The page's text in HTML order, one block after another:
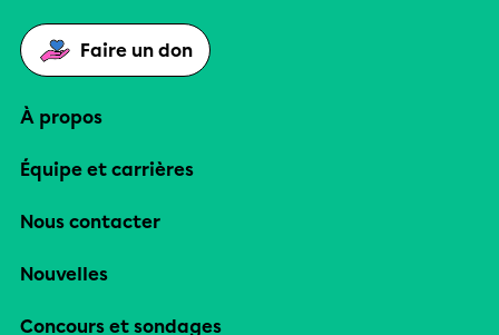
Faire un don
À propos
Équipe et carrières
Nous contacter
Nouvelles
Concours et sondages